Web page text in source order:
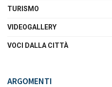
TURISMO
VIDEOGALLERY
VOCI DALLA CITTÀ
ARGOMENTI